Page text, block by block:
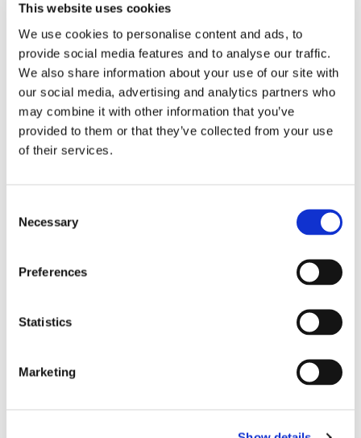
This website uses cookies
We use cookies to personalise content and ads, to
provide social media features and to analyse our traffic.
We also share information about your use of our site with
our social media, advertising and analytics partners who
may combine it with other information that you’ve
provided to them or that they’ve collected from your use
of their services.
Selection
Necessary
Preferences
Statistics
Marketing
frakten fortsätter växa
Storaffären: Kongsberg
Maritime köper Berg